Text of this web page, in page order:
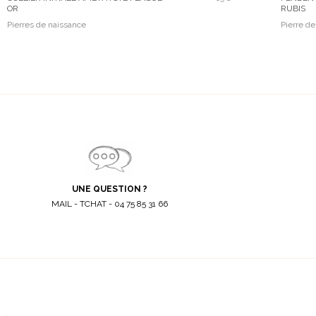
OR
Pierres de naissance
RUBIS
Pierre
UNE QUESTION ?
MAIL - TCHAT - 04 75 85 31 66